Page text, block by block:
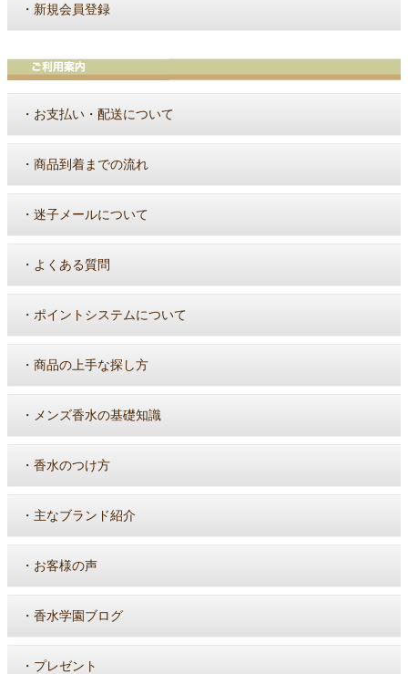
・ 新規会員登録
・ お支払い・配送について
・ 商品到着までの流れ
・ 迷子メールについて
・ よくある質問
・ ポイントシステムについて
・ 商品の上手な探し方
・ メンズ香水の基礎知識
・ 香水のつけ方
・ 主なブランド紹介
・ お客様の声
・ 香水学園ブログ
・ プレゼント